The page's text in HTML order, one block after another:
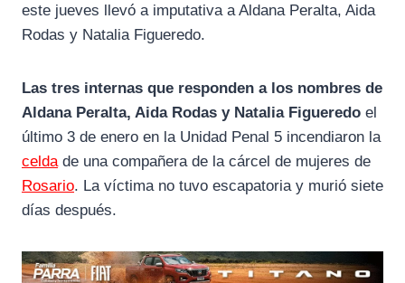
e
b
e
g
t
s
p
este jueves llevó a imputativa a Aldana Peralta, Aida
Rodas y Natalia Figueredo.
Las tres internas que responden a los nombres de
Aldana Peralta, Aida Rodas y Natalia Figueredo el
último 3 de enero en la Unidad Penal 5 incendiaron la
celda de una compañera de la cárcel de mujeres de
Rosario. La víctima no tuvo escapatoria y murió siete
días después.